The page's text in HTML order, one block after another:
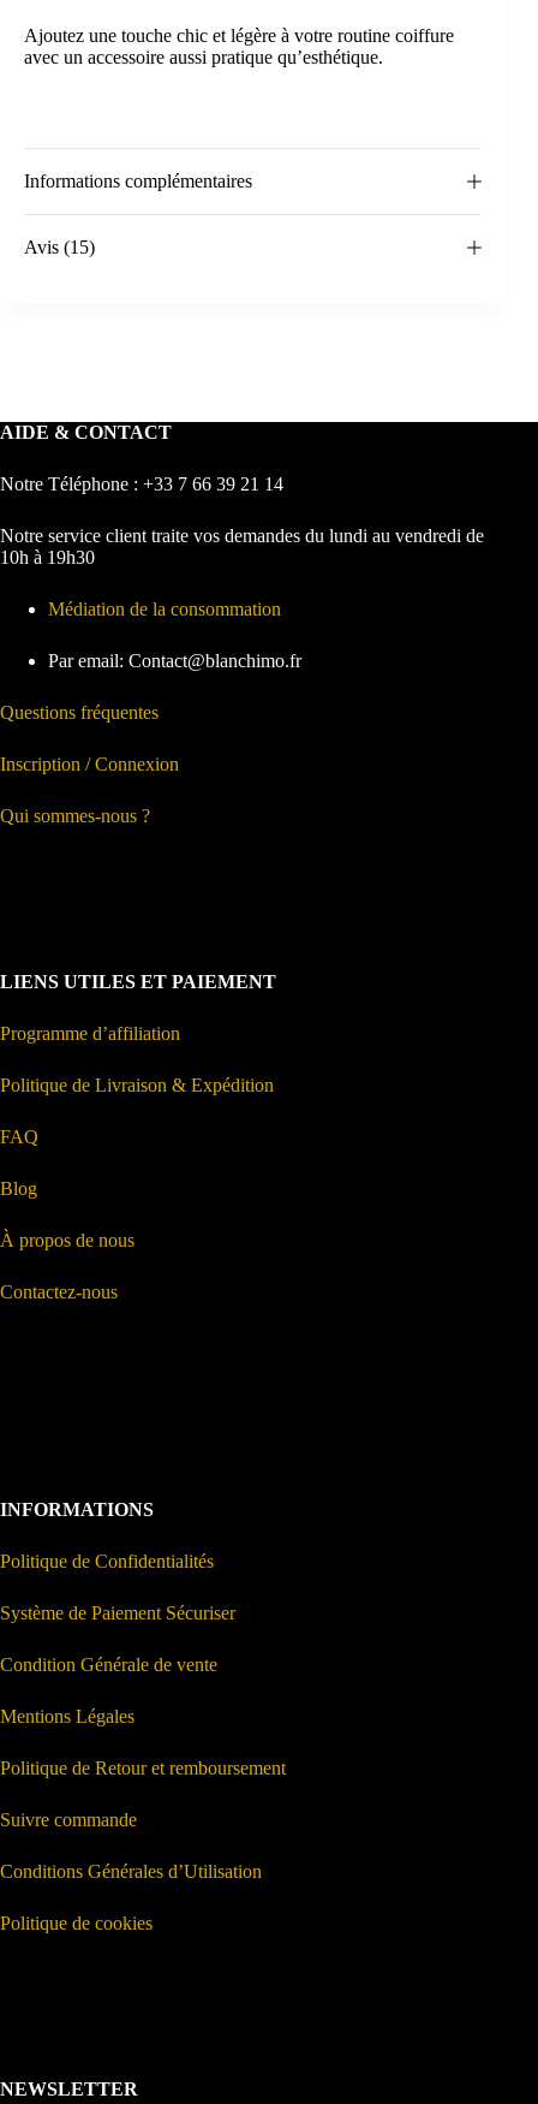
Ajoutez une touche chic et légère à votre routine coiffure
avec un accessoire aussi pratique qu’esthétique.
Informations complémentaires
Avis (15)
AIDE & CONTACT
Notre Téléphone : +33 7 66 39 21 14
Notre service client traite vos demandes du lundi au vendredi de
10h à 19h30
Médiation de la consommation
Par email: Contact@blanchimo.fr
Questions fréquentes
Inscription / Connexion
Qui sommes-nous ?
LIENS UTILES ET PAIEMENT
Programme d’affiliation
Politique de Livraison & Expédition
FAQ
Blog
À propos de nous
Contactez-nous
INFORMATIONS
Politique de Confidentialités
Système de Paiement Sécuriser
Condition Générale de vente
Mentions Légales
Politique de Retour et remboursement
Suivre commande
Conditions Générales d’Utilisation
Politique de cookies
NEWSLETTER